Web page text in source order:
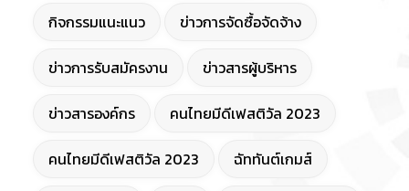
กิจกรรมแนะแนว ข่าวการจัดซื้อจัดจ้าง
ข่าวการรับสมัครงาน ข่าวสารผู้บริหาร
ข่าวสารองค์กร คนไทยมีดีเฟสติวัล 2023
คนไทยมีดีเฟสติวัล 2023 ฉัททันต์เกมส์